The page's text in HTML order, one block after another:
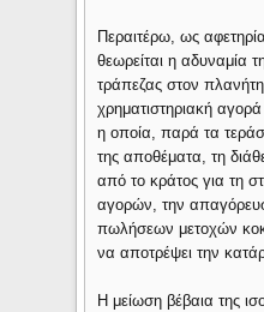
Περαιτέρω, ως
θεωρείται η αδυναμία
τράπεζας στον πλανήτη
χρηματιστηριακή
η οποία, παρά τα
της αποθέματα, τη
από το κράτος για τη
αγορών, την
πωλήσεων μετοχών
να αποτρέψει την
Η μείωση βέβαια της